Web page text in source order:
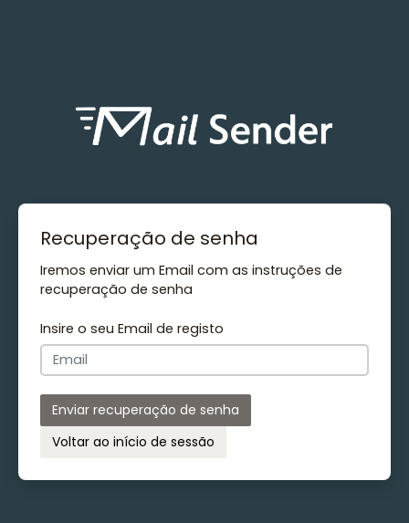
Recuperação de senha
Iremos enviar um Email com as instruções de
recuperação de senha
Insire o seu Email de registo
Enviar recuperação de senha
Voltar ao início de sessão